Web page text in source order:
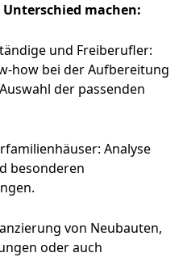
machen:
und Freiberufler:
how bei der Aufbereitung
der passenden
Analyse
besonderen
von Neubauten,
oder auch